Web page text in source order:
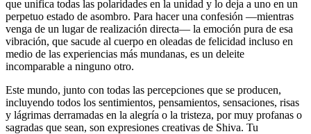
que unifica todas las polaridades en la unidad y lo deja a uno en un
perpetuo estado de asombro. Para hacer una confesión ―mientras
venga de un lugar de realización directa― la emoción pura de esa
vibración, que sacude al cuerpo en oleadas de felicidad incluso en
medio de las experiencias más mundanas, es un deleite
incomparable a ninguno otro.
Este mundo, junto con todas las percepciones que se producen,
incluyendo todos los sentimientos, pensamientos, sensaciones, risas
y lágrimas derramadas en la alegría o la tristeza, por muy profanas o
sagradas que sean, son expresiones creativas de Shiva. Tu